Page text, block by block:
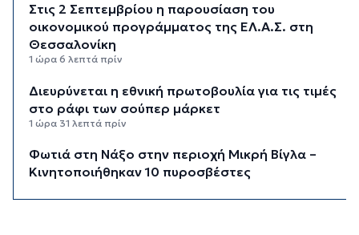
Στις 2 Σεπτεμβρίου η παρουσίαση του
οικονομικού προγράμματος της ΕΛ.Α.Σ. στη
Θεσσαλονίκη
1 ώρα 6 λεπτά πρίν
Διευρύνεται η εθνική πρωτοβουλία για τις τιμές
στο ράφι των σούπερ μάρκετ
1 ώρα 31 λεπτά πρίν
Φωτιά στη Νάξο στην περιοχή Μικρή Βίγλα –
Κινητοποιήθηκαν 10 πυροσβέστες